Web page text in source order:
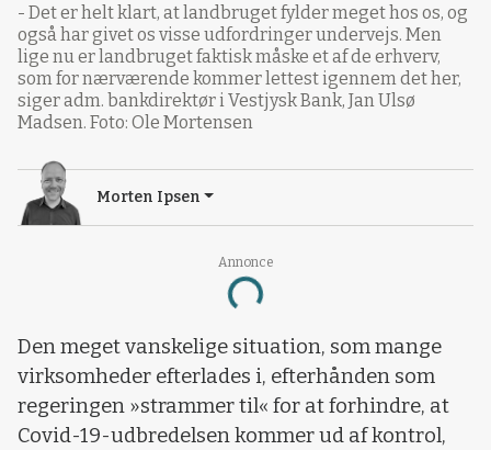
Annonce
Loading...
- Det er helt klart, at landbruget fylder meget hos os, og
også har givet os visse udfordringer undervejs. Men
lige nu er landbruget faktisk måske et af de erhverv,
som for nærværende kommer lettest igennem det her,
siger adm. bankdirektør i Vestjysk Bank, Jan Ulsø
Madsen. Foto: Ole Mortensen
Morten Ipsen
Den meget vanskelige situation, som mange
virksomheder efterlades i, efterhånden som
regeringen »strammer til« for at forhindre, at
Covid-19-udbredelsen kommer ud af kontrol,